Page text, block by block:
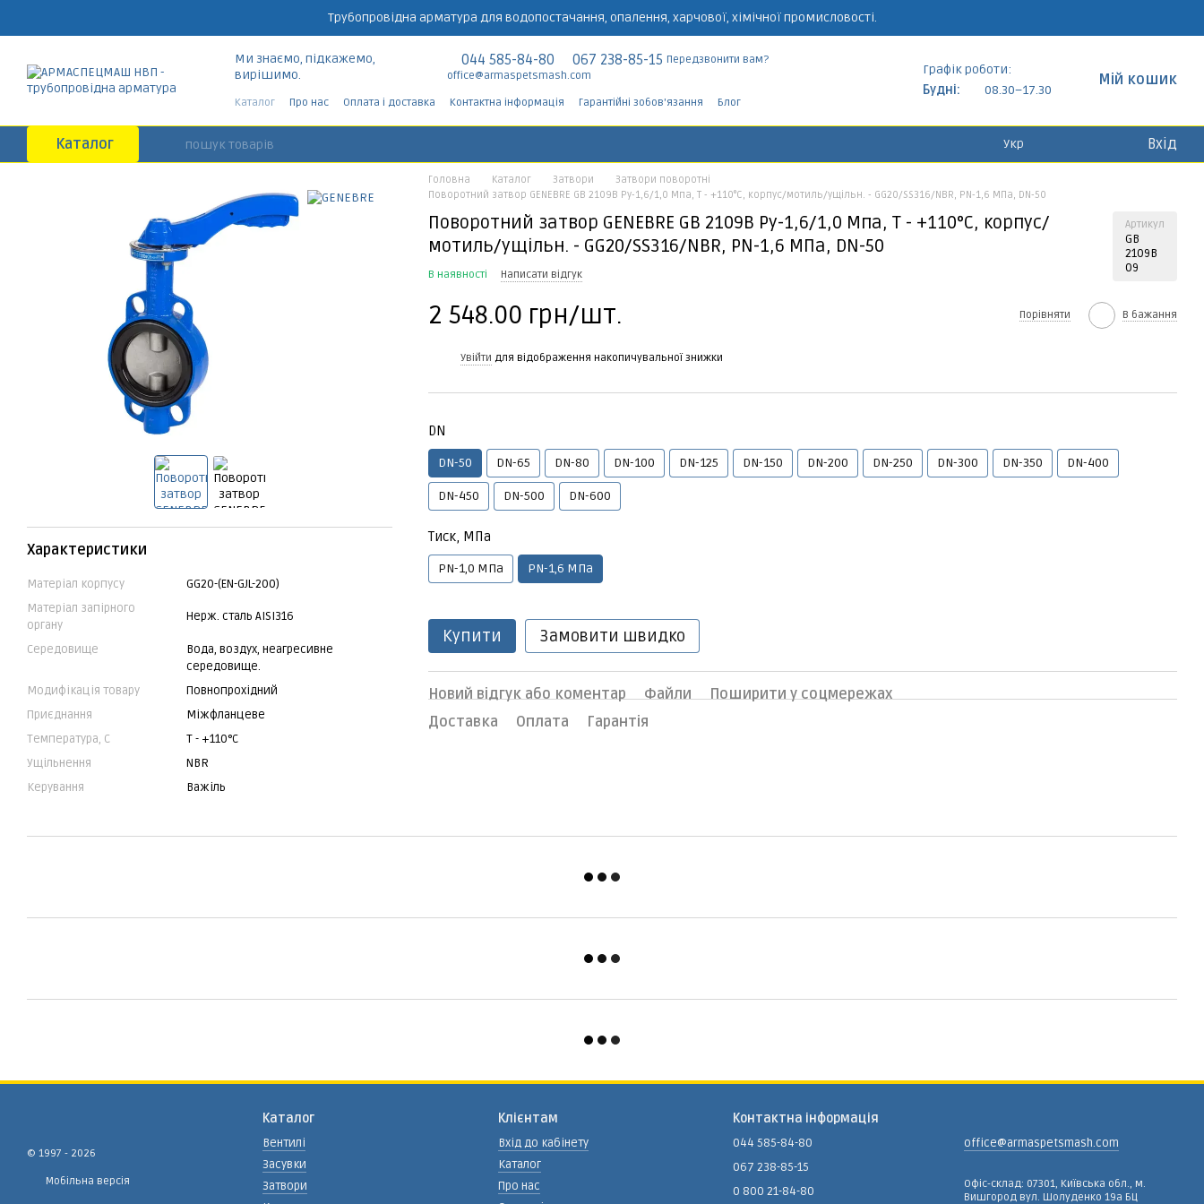
Трубопровідна арматура для водопостачання, опалення, харчової, хімічної промисловості.
Ми знаємо, підкажемо,
вирішимо.
044 585-84-80 067 238-85-15 Передзвонити вам?
office@armaspetsmash.com
Каталог
Про нас Оплата і доставка Контактна інформація Гарантійні зобов'язання Блог
Графік роботи:
Будні:
08.30–17.30
Мій кошик
Каталог Укр Вхід
Характеристики
Матеріал корпусу
GG20-(EN-GJL-200)
Матеріал запірного
органу
Нерж. сталь AISI316
Середовище
Вода, воздух, неагресивне
середовище.
Модифікація товару
Повнопрохідний
Приєднання
Міжфланцеве
Температура, С
Т - +110°C
Ущільнення
NBR
Керування
Важіль
Головна Каталог Затвори
Затвори поворотні
Поворотний затвор GENEBRE GB 2109B Ру-1,6/1,0 Мпа, Т - +110°С, корпус/мотиль/ущільн. - GG20/SS316/NBR, PN-1,6 МПа, DN-50
Поворотний затвор GENEBRE GB 2109B Ру-1,6/1,0 Мпа, Т - +110°С, корпус/
мотиль/ущільн. - GG20/SS316/NBR, PN-1,6 МПа, DN-50
Артикул
GB
2109B
09
В наявності Написати відгук
2 548.00 грн/шт. Порівняти В бажання
Увійти для відображення накопичувальної знижки
DN
DN-50 DN-65 DN-80 DN-100 DN-125 DN-150 DN-200 DN-250 DN-300 DN-350 DN-400
DN-450 DN-500 DN-600
Тиск, МПа
PN-1,0 МПа PN-1,6 МПа
Купити Замовити швидко
Новий відгук або коментар Файли
Поширити у соцмережах
Доставка
Оплата Гарантія
© 1997 - 2026
Мобільна версія
Каталог
Вентилі
Засувки
Затвори
Клієнтам
Вхід до кабінету
Каталог
Про нас
Контактна інформація
044 585-84-80
067 238-85-15
0 800 21-84-80
office@armaspetsmash.com
Офіс-склад: 07301, Київська обл., м.
Вишгород вул. Шолуденко 19а БЦ